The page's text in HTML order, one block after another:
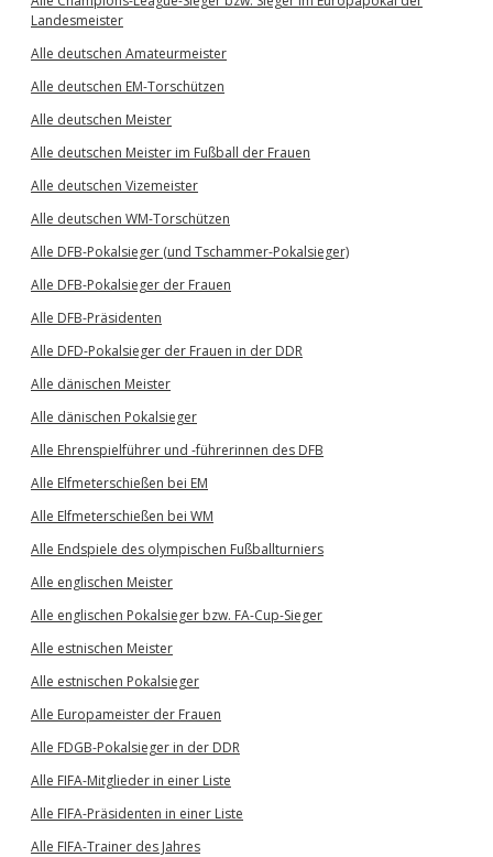
Landesmeister
Alle deutschen Amateurmeister
Alle deutschen EM-Torschützen
Alle deutschen Meister
Alle deutschen Meister im Fußball der Frauen
Alle deutschen Vizemeister
Alle deutschen WM-Torschützen
Alle DFB-Pokalsieger (und Tschammer-Pokalsieger)
Alle DFB-Pokalsieger der Frauen
Alle DFB-Präsidenten
Alle DFD-Pokalsieger der Frauen in der DDR
Alle dänischen Meister
Alle dänischen Pokalsieger
Alle Ehrenspielführer und -führerinnen des DFB
Alle Elfmeterschießen bei EM
Alle Elfmeterschießen bei WM
Alle Endspiele des olympischen Fußballturniers
Alle englischen Meister
Alle englischen Pokalsieger bzw. FA-Cup-Sieger
Alle estnischen Meister
Alle estnischen Pokalsieger
Alle Europameister der Frauen
Alle FDGB-Pokalsieger in der DDR
Alle FIFA-Mitglieder in einer Liste
Alle FIFA-Präsidenten in einer Liste
Alle FIFA-Trainer des Jahres